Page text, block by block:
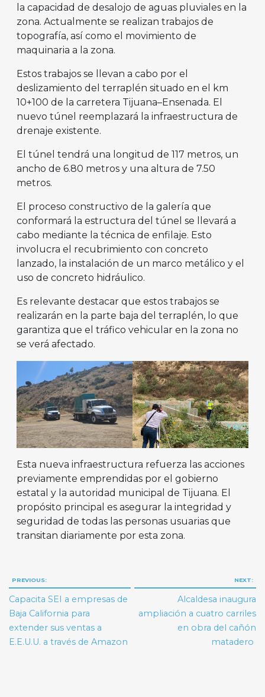
la capacidad de desalojo de aguas pluviales en la
zona. Actualmente se realizan trabajos de
topografía, así como el movimiento de
maquinaria a la zona.
Estos trabajos se llevan a cabo por el
deslizamiento del terraplén situado en el km
10+100 de la carretera Tijuana–Ensenada. El
nuevo túnel reemplazará la infraestructura de
drenaje existente.
El túnel tendrá una longitud de 117 metros, un
ancho de 6.80 metros y una altura de 7.50
metros.
El proceso constructivo de la galería que
conformará la estructura del túnel se llevará a
cabo mediante la técnica de enfilaje. Esto
involucra el recubrimiento con concreto
lanzado, la instalación de un marco metálico y el
uso de concreto hidráulico.
Es relevante destacar que estos trabajos se
realizarán en la parte baja del terraplén, lo que
garantiza que el tráfico vehicular en la zona no
se verá afectado.
Esta nueva infraestructura refuerza las acciones
previamente emprendidas por el gobierno
estatal y la autoridad municipal de Tijuana. El
propósito principal es asegurar la integridad y
seguridad de todas las personas usuarias que
transitan diariamente por esta zona.
Navegación
de
entradas
PREVIOUS:
Capacita SEI a empresas de
Baja California para
extender sus ventas a
E.E.U.U. a través de Amazon
NEXT:
Alcaldesa inaugura
ampliación a cuatro carriles
en obra del cañón
matadero